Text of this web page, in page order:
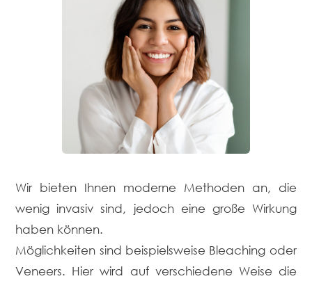
Wir bieten Ihnen moderne Methoden an, die
wenig invasiv sind, jedoch eine große Wirkung
haben können.
Möglichkeiten sind beispielsweise Bleaching oder
Veneers. Hier wird auf verschiedene Weise die